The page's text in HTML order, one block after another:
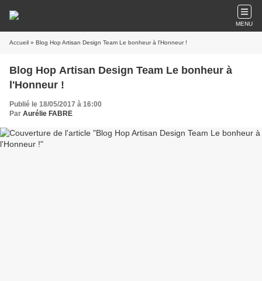
MENU
Accueil » Blog Hop Artisan Design Team Le bonheur à l'Honneur !
Blog Hop Artisan Design Team Le bonheur à
l'Honneur !
Publié le 18/05/2017 à 16:00
Par Aurélie FABRE